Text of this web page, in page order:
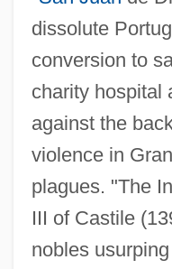
dissolute
conversion to
charity hospital
against the
violence in
plagues. "The
III of Castile
nobles